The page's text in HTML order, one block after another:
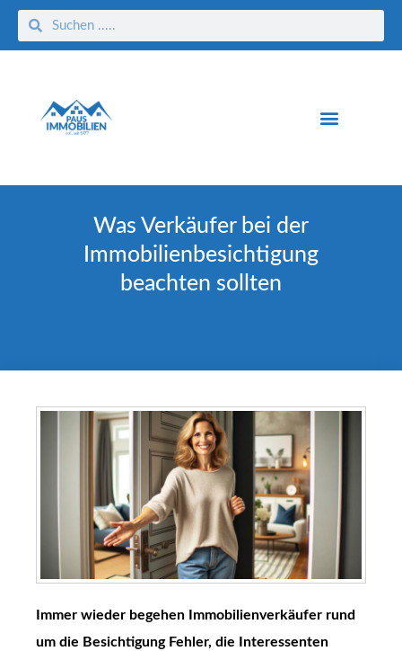
Was Verkäufer bei der
Immobilienbesichtigung
beachten sollten
Immer wieder begehen Immobilienverkäufer rund
um die Besichtigung Fehler, die Interessenten